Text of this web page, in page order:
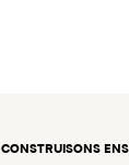
CONSTRUISONS